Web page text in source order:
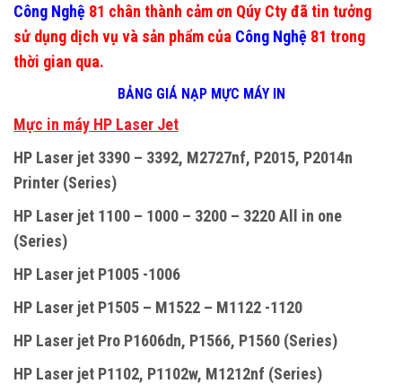
Công Nghệ 81 chân thành cảm ơn Qúy Cty đã tin tưởng
sử dụng dịch vụ và sản phẩm của Công Nghệ 81 trong
thời gian qua.
BẢNG GIÁ NẠP MỰC MÁY IN
Mực in máy HP Laser Jet
HP Laser jet 3390 – 3392, M2727nf, P2015, P2014n
Printer (Series)
HP Laser jet 1100 – 1000 – 3200 – 3220 All in one
(Series)
HP Laser jet P1005 -1006
HP Laser jet P1505 – M1522 – M1122 -1120
HP Laser jet Pro P1606dn, P1566, P1560 (Series)
HP Laser jet P1102, P1102w, M1212nf (Series)